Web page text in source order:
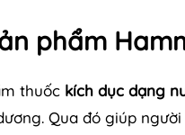
phẩm
thuốc kích dục dạng
Qua đó giúp